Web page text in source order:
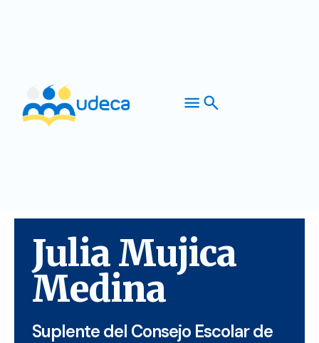
Julia Mujica
Medina
Suplente del Consejo Escolar de